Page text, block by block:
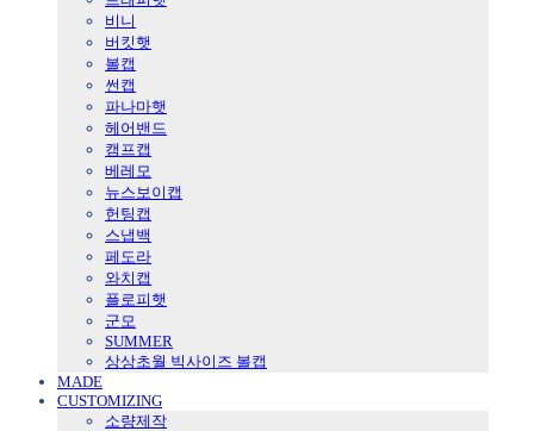
비니
버킷햇
볼캡
썬캡
파나마햇
헤어밴드
캠프캡
베레모
뉴스보이캡
헌팅캡
스냅백
페도라
와치캡
플로피햇
군모
SUMMER
상상초월 빅사이즈 볼캡
MADE
CUSTOMIZING
소량제작